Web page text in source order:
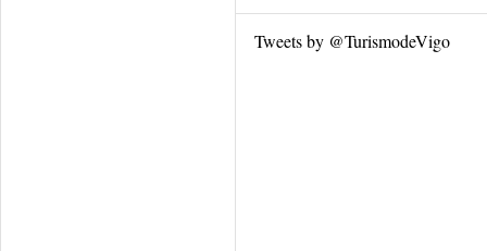
Tweets by @TurismodeVigo